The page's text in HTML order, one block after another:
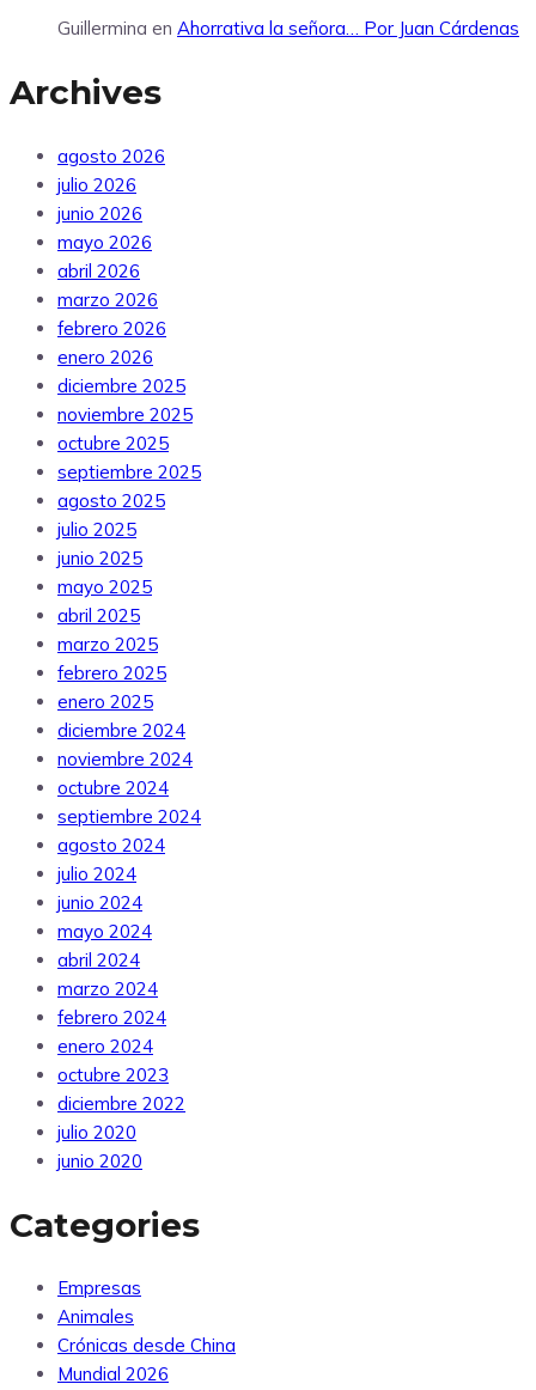
Guillermina en Ahorrativa la señora… Por Juan Cárdenas
Archives
agosto 2026
julio 2026
junio 2026
mayo 2026
abril 2026
marzo 2026
febrero 2026
enero 2026
diciembre 2025
noviembre 2025
octubre 2025
septiembre 2025
agosto 2025
julio 2025
junio 2025
mayo 2025
abril 2025
marzo 2025
febrero 2025
enero 2025
diciembre 2024
noviembre 2024
octubre 2024
septiembre 2024
agosto 2024
julio 2024
junio 2024
mayo 2024
abril 2024
marzo 2024
febrero 2024
enero 2024
octubre 2023
diciembre 2022
julio 2020
junio 2020
Categories
Empresas
Animales
Crónicas desde China
Mundial 2026